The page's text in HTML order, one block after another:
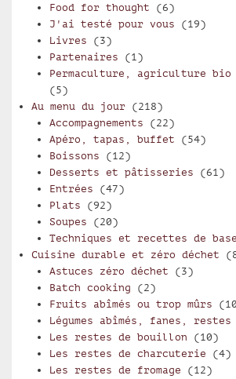
Food for thought (6)
J'ai testé pour vous (19)
Livres (3)
Partenaires (1)
Permaculture, agriculture bio
(5)
Au menu du jour (218)
Accompagnements (22)
Apéro, tapas, buffet (54)
Boissons (12)
Desserts et pâtisseries (61)
Entrées (47)
Plats (92)
Soupes (20)
Techniques et recettes de base
Cuisine durable et zéro déchet
Astuces zéro déchet (3)
Batch cooking (2)
Fruits abîmés ou trop mûrs
Légumes abîmés, fanes,
Les restes de bouillon (10)
Les restes de charcuterie (4)
Les restes de fromage (12)